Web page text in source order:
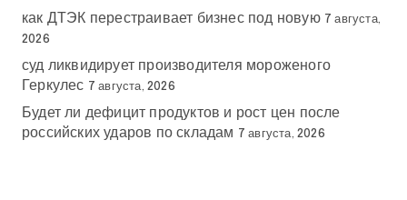
как ДТЭК перестраивает бизнес под новую 7 августа,
2026
суд ликвидирует производителя мороженого
Геркулес 7 августа, 2026
Будет ли дефицит продуктов и рост цен после
российских ударов по складам 7 августа, 2026